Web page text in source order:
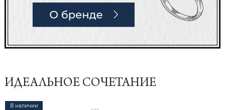
ИДЕАЛЬНОЕ СОЧЕТАНИЕ
В наличии